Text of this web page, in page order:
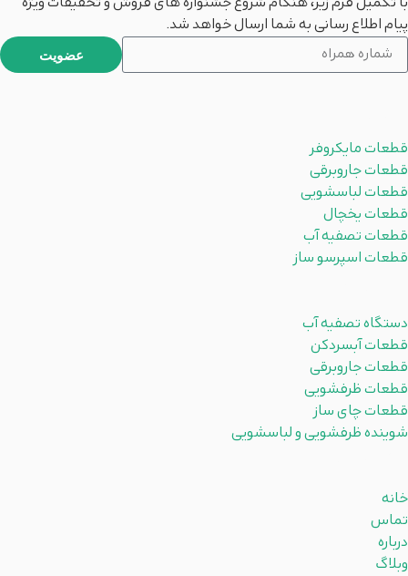
پیام اطلاع رسانی به شما ارسال خواهد شد.
عضویت
قطعات مایکروفر
قطعات جاروبرقی
قطعات لباسشویی
قطعات یخچال
قطعات تصفیه آب
قطعات اسپرسو ساز
دستگاه تصفیه آب
قطعات آبسردکن
قطعات جاروبرقی
قطعات ظرفشویی
قطعات چای ساز
شوینده ظرفشویی و لباسشویی
خانه
تماس
درباره
وبلاگ